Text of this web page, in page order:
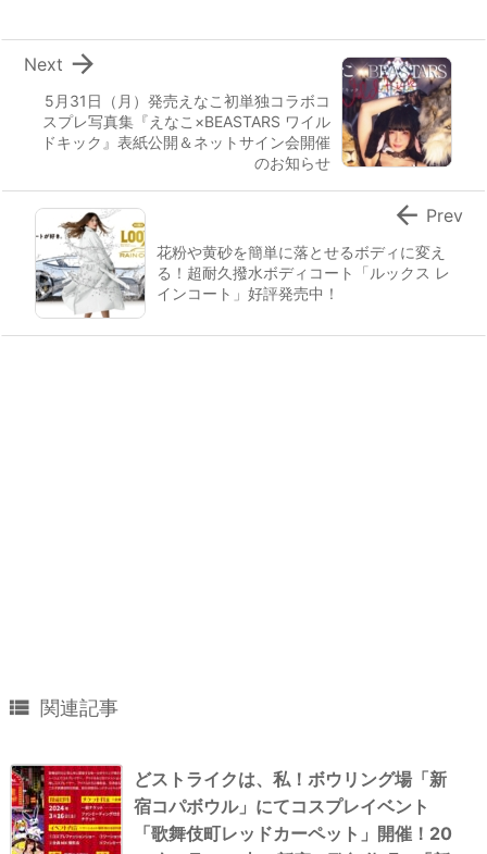
5月31日（月）発売えなこ初単独コラボコ
スプレ写真集『えなこ×BEASTARS ワイル
ドキック』表紙公開＆ネットサイン会開催
のお知らせ

Next
​​花粉や黄砂を簡単に落とせるボディに変え
る！超耐久撥水ボディコート「ルックス レ
インコート」好評発売中！
 Prev
 関連記事
どストライクは、私！ボウリング場「新
宿コパボウル」にてコスプレイベント
「歌舞伎町レッドカーペット」開催！20